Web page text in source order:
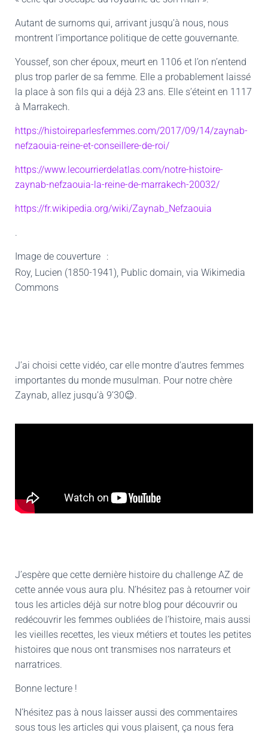
Autant de surnoms qui, arrivant jusqu’à nous, nous
montrent l’importance politique de cette gouvernante.
Youssef, son cher époux, meurt en 1106 et l’on n’entend
plus trop parler de sa femme. Elle a probablement laissé
la place à son fils qui a déjà 23 ans. Elle s’éteint en 1117
à Marrakech.
https://histoireparlesfemmes.com/2017/09/14/zaynab-
nefzaouia-reine-et-conseillere-de-roi/
https://www.lecourrierdelatlas.com/notre-histoire-
zaynab-nefzaouia-la-reine-de-marrakech-20032/
https://fr.wikipedia.org/wiki/Zaynab_Nefzaouia
.
Image de couverture :
Roy, Lucien (1850-1941), Public domain, via Wikimedia
Commons
J’ai choisi cette vidéo, car elle montre d’autres femmes
importantes du monde musulman. Pour notre chère
Zaynab, allez jusqu’à 9’30😉.
J’espère que cette dernière histoire du challenge AZ de
cette année vous aura plu. N’hésitez pas à retourner voir
tous les articles déjà sur notre blog pour découvrir ou
redécouvrir les femmes oubliées de l’histoire, mais aussi
les vieilles recettes, les vieux métiers et toutes les petites
histoires que nous ont transmises nos narrateurs et
narratrices.
Bonne lecture !
N’hésitez pas à nous laisser aussi des commentaires
sous tous les articles qui vous plaisent, ça nous fera